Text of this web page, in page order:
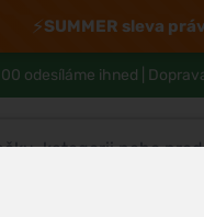
⚡SUMMER sleva
odesíláme ihned |